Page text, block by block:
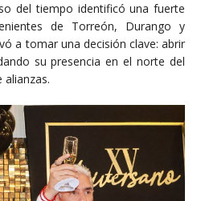
del tiempo identificó una fuerte
de Torreón, Durango y
a tomar una decisión clave: abrir
su presencia en el norte del